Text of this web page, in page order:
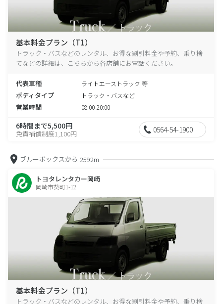
基本料金プラン（T1）
トラック・バスなどのレンタル、お得な割引料金や予約、乗り捨
てなどの詳細は、こちらから各店舗にお電話ください。
代表車種 ライトエーストラック 等
ボディタイプ トラック・バスなど
営業時間 08:00-20:00
6時間まで5,500円
免責補償制度1,100円 0564-54-1900
ブルーボックスから 2592m
トヨタレンタカー岡崎
岡崎市葵町1-12
基本料金プラン（T1）
トラック・バスなどのレンタル、お得な割引料金や予約、乗り捨